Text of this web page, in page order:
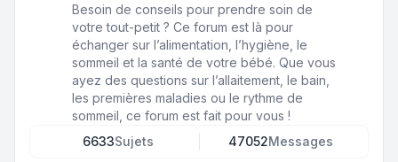
Besoin de conseils pour prendre soin de
votre tout-petit ? Ce forum est là pour
échanger sur l’alimentation, l’hygiène, le
sommeil et la santé de votre bébé. Que vous
ayez des questions sur l’allaitement, le bain,
les premières maladies ou le rythme de
sommeil, ce forum est fait pour vous !
6633Sujets 47052Messages